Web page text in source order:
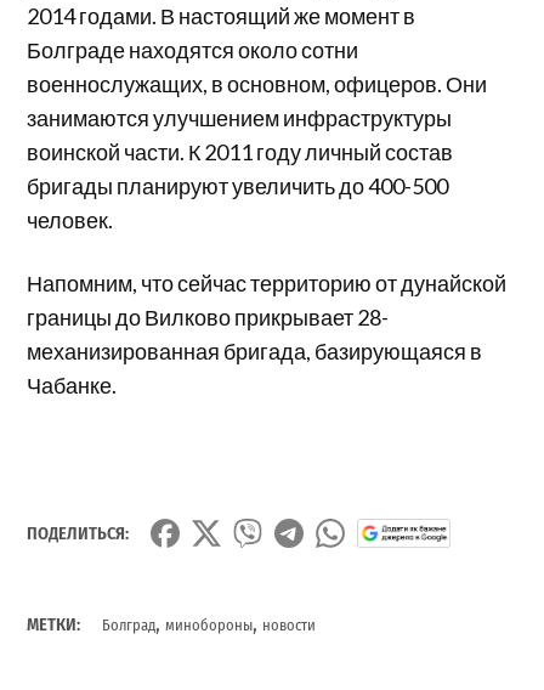
2014 годами. В настоящий же момент в
Болграде находятся около сотни
военнослужащих, в основном, офицеров. Они
занимаются улучшением инфраструктуры
воинской части. К 2011 году личный состав
бригады планируют увеличить до 400-500
человек.
Напомним, что сейчас территорию от дунайской
границы до Вилково прикрывает 28-
механизированная бригада, базирующаяся в
Чабанке.
ПОДЕЛИТЬСЯ:
МЕТКИ: Болград,минобороны, новости